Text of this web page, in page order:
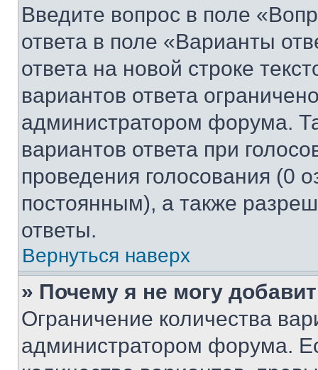
Введите вопрос в поле
ответа в поле «Варианты
ответа на новой строке
вариантов ответа
администратором форума.
вариантов ответа при
проведения голосования (0
постоянным), а также
ответы.
Вернуться наверх
» Почему я не могу
Ограничение количества
администратором форума.